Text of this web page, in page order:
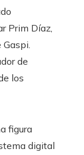
Prim Díaz,
de
los
figura
digital